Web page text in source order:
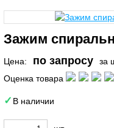
Зажим
Цена: по запросу
за
Оценка товара
В наличии